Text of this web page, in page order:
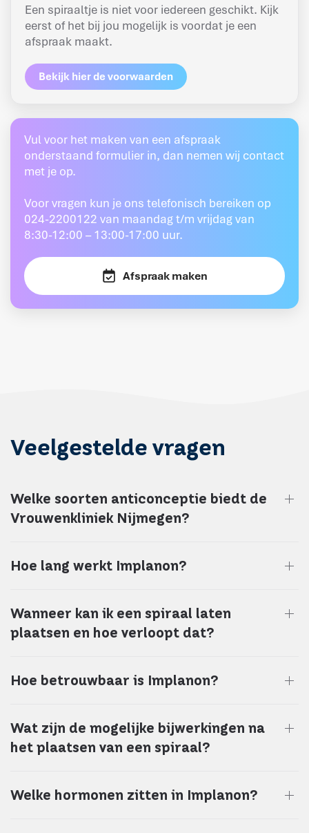
Een spiraaltje is niet voor iedereen geschikt. Kijk
eerst of het bij jou mogelijk is voordat je een
afspraak maakt.
Bekijk hier de voorwaarden
Vul voor het maken van een afspraak
onderstaand formulier in, dan nemen wij contact
met je op.
Voor vragen kun je ons telefonisch bereiken op
024-2200122 van maandag t/m vrijdag van
8:30-12:00 – 13:00-17:00 uur.
Afspraak maken
Veelgestelde vragen
Welke soorten anticonceptie biedt de
Vrouwenkliniek Nijmegen?
Hoe lang werkt Implanon?
Wanneer kan ik een spiraal laten
plaatsen en hoe verloopt dat?
Hoe betrouwbaar is Implanon?
Wat zijn de mogelijke bijwerkingen na
het plaatsen van een spiraal?
Welke hormonen zitten in Implanon?